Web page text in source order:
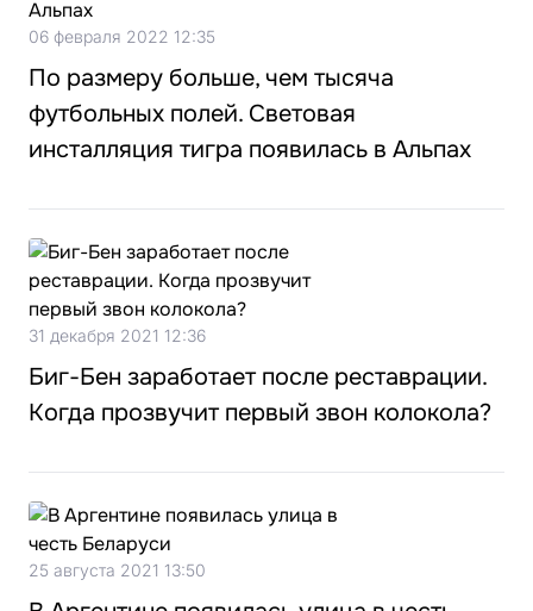
06 февраля 2022 12:35
По размеру больше, чем тысяча
футбольных полей. Световая
инсталляция тигра появилась в Альпах
31 декабря 2021 12:36
Биг-Бен заработает после реставрации.
Когда прозвучит первый звон колокола?
25 августа 2021 13:50